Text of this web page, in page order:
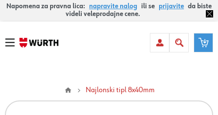
Napomena za pravna lica: napravite nalog ili se prijavite da biste
videli veleprodajne cene.
Najlonski tipl 8x40mm